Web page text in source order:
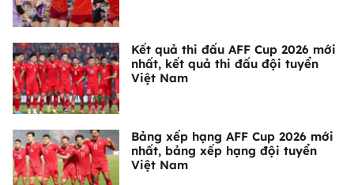
Kết quả thi đấu AFF Cup 2026 mới
nhất, kết quả thi đấu đội tuyển
Việt Nam
Bảng xếp hạng AFF Cup 2026 mới
nhất, bảng xếp hạng đội tuyển
Việt Nam